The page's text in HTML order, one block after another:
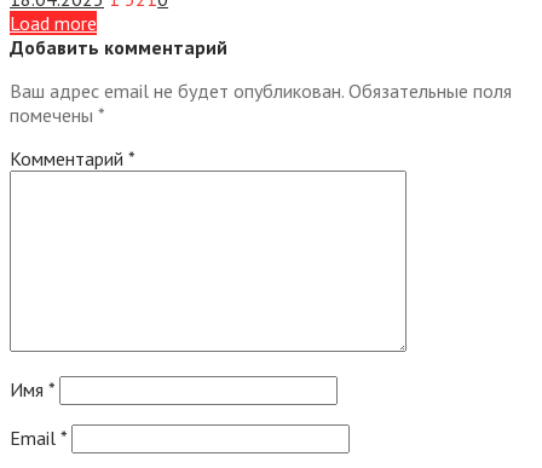
Load more
Добавить комментарий
Ваш адрес email не будет опубликован. Обязательные поля
помечены *
Комментарий *
Имя *
Email *